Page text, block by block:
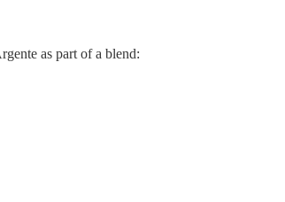
as part of a blend: